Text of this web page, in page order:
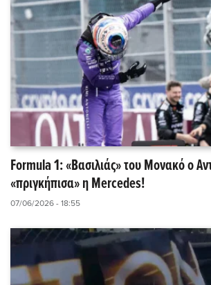
Formula 1: «Βασιλιάς» του Μονακό ο
«πριγκήπισα» η Mercedes!
07/06/2026 - 18:55